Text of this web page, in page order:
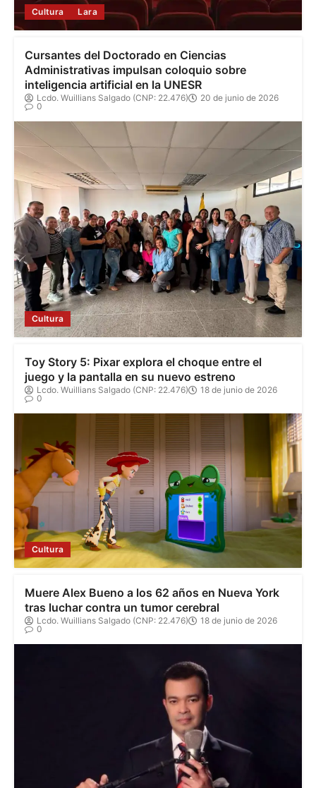
Cultura Lara
Cultura
Cursantes del Doctorado en Ciencias
Administrativas impulsan coloquio sobre
inteligencia artificial en la UNESR
Lcdo. Wuillians Salgado (CNP: 22.476)
20 de junio de 2026
0
Cultura
Toy Story 5: Pixar explora el choque entre el
juego y la pantalla en su nuevo estreno
Lcdo. Wuillians Salgado (CNP: 22.476)
18 de junio de 2026
0
Muere Alex Bueno a los 62 años en Nueva York
tras luchar contra un tumor cerebral
Lcdo. Wuillians Salgado (CNP: 22.476)
18 de junio de 2026
0